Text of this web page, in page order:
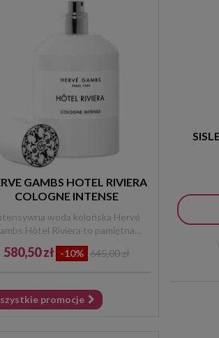
GAMBS HOTEL RIVIERA
COLOGNE INTENSE
woda kolońska Hervé
Hôtel Riviera to pamiętna...
580,50 zł -10% 645,00 zł
promocje